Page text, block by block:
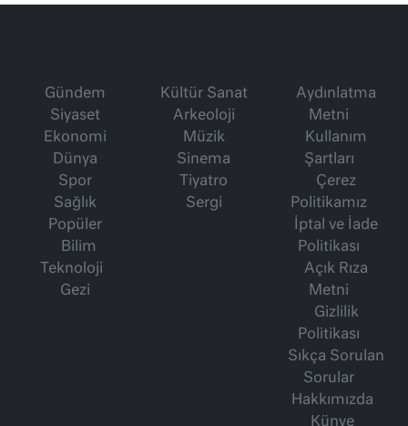
Gündem
Siyaset
Ekonomi
Dünya
Spor
Sağlık
Popüler
Bilim
Teknoloji
Gezi
Kültür Sanat
Arkeoloji
Müzik
Sinema
Tiyatro
Sergi
Aydınlatma
Metni
Kullanım
Şartları
Çerez
Politikamız
İptal ve İade
Politikası
Açık Rıza
Metni
Gizlilik
Politikası
Sıkça Sorulan
Sorular
Hakkımızda
Künye